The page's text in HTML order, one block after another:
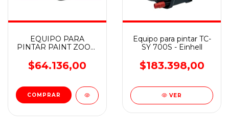
EQUIPO PARA
PINTAR PAINT ZOOM
$64.136,00
Equipo para pintar TC-
SY 700S - Einhell
$183.398,00
VER